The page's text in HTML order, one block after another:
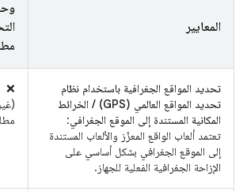
المعايير
تحديد المواقع الجغرافية باستخدام نظام
تحديد المواقع العالمي (GPS) / الخرائط
المكانية المستندة إلى الموقع الجغرافي :
تعتمد ألعاب الواقع المعزّز والألعاب المستندة
إلى الموقع الجغرافي بشكل أساسي على
الإزاحة الجغرافية الفعلية للجهاز.
‫❌
(غير